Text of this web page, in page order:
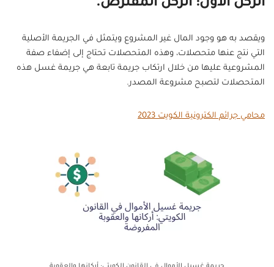
الركن الأول: الركن المفترض.
ويقصد به هو وجود المال غير المشروع ويتمثل في الجريمة الأصلية
التي نتج عنها متحصلات، وهذه المتحصلات تحتاج إلى إضفاء صفة
المشروعية عليها من خلال ارتكاب جريمة تابعة هي جريمة غسل هذه
المتحصلات لتصبح مشروعة المصدر.
محامي جرائم الكترونية الكويت 2023